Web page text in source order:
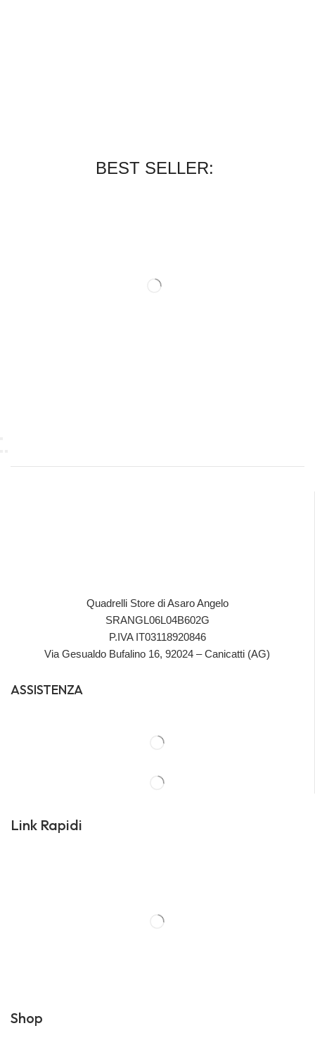
BEST SELLER:
Quadrelli Store di Asaro Angelo
SRANGL06L04B602G
P.IVA IT03118920846
Via Gesualdo Bufalino 16, 92024 – Canicatti (AG)
ASSISTENZA
Link Rapidi
Shop